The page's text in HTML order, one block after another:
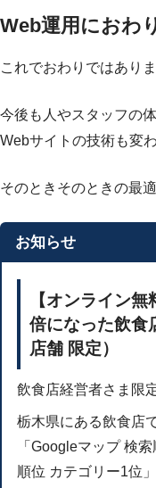
Web運用におわ
これでおわりではありま
今後も人やスタッフの
Webサイトの技術も変わ
そのときそのときの最
お知らせ
【オンライン
倍になった飲食
店舗 限定）
飲食店経営者さま限
栃木県にある飲食店
「Googleマップ 検
順位 カテゴリー1位